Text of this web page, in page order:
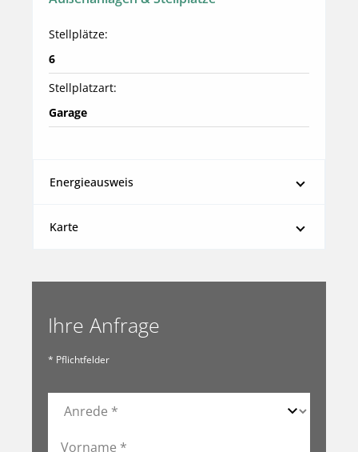
Stellplätze:
6
Stellplatzart:
Garage
Energieausweis
Karte
Ihre Anfrage
* Pflichtfelder